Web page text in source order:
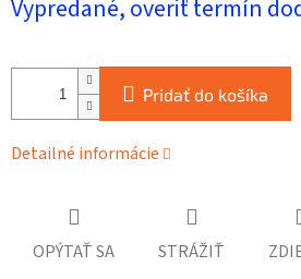
cena:
Vypredané, overiť termín
Pridať do košíka
Detailné informácie
OPÝTAŤ SA STRÁŽIŤ